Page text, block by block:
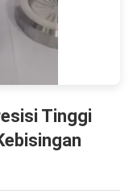
Tinggi